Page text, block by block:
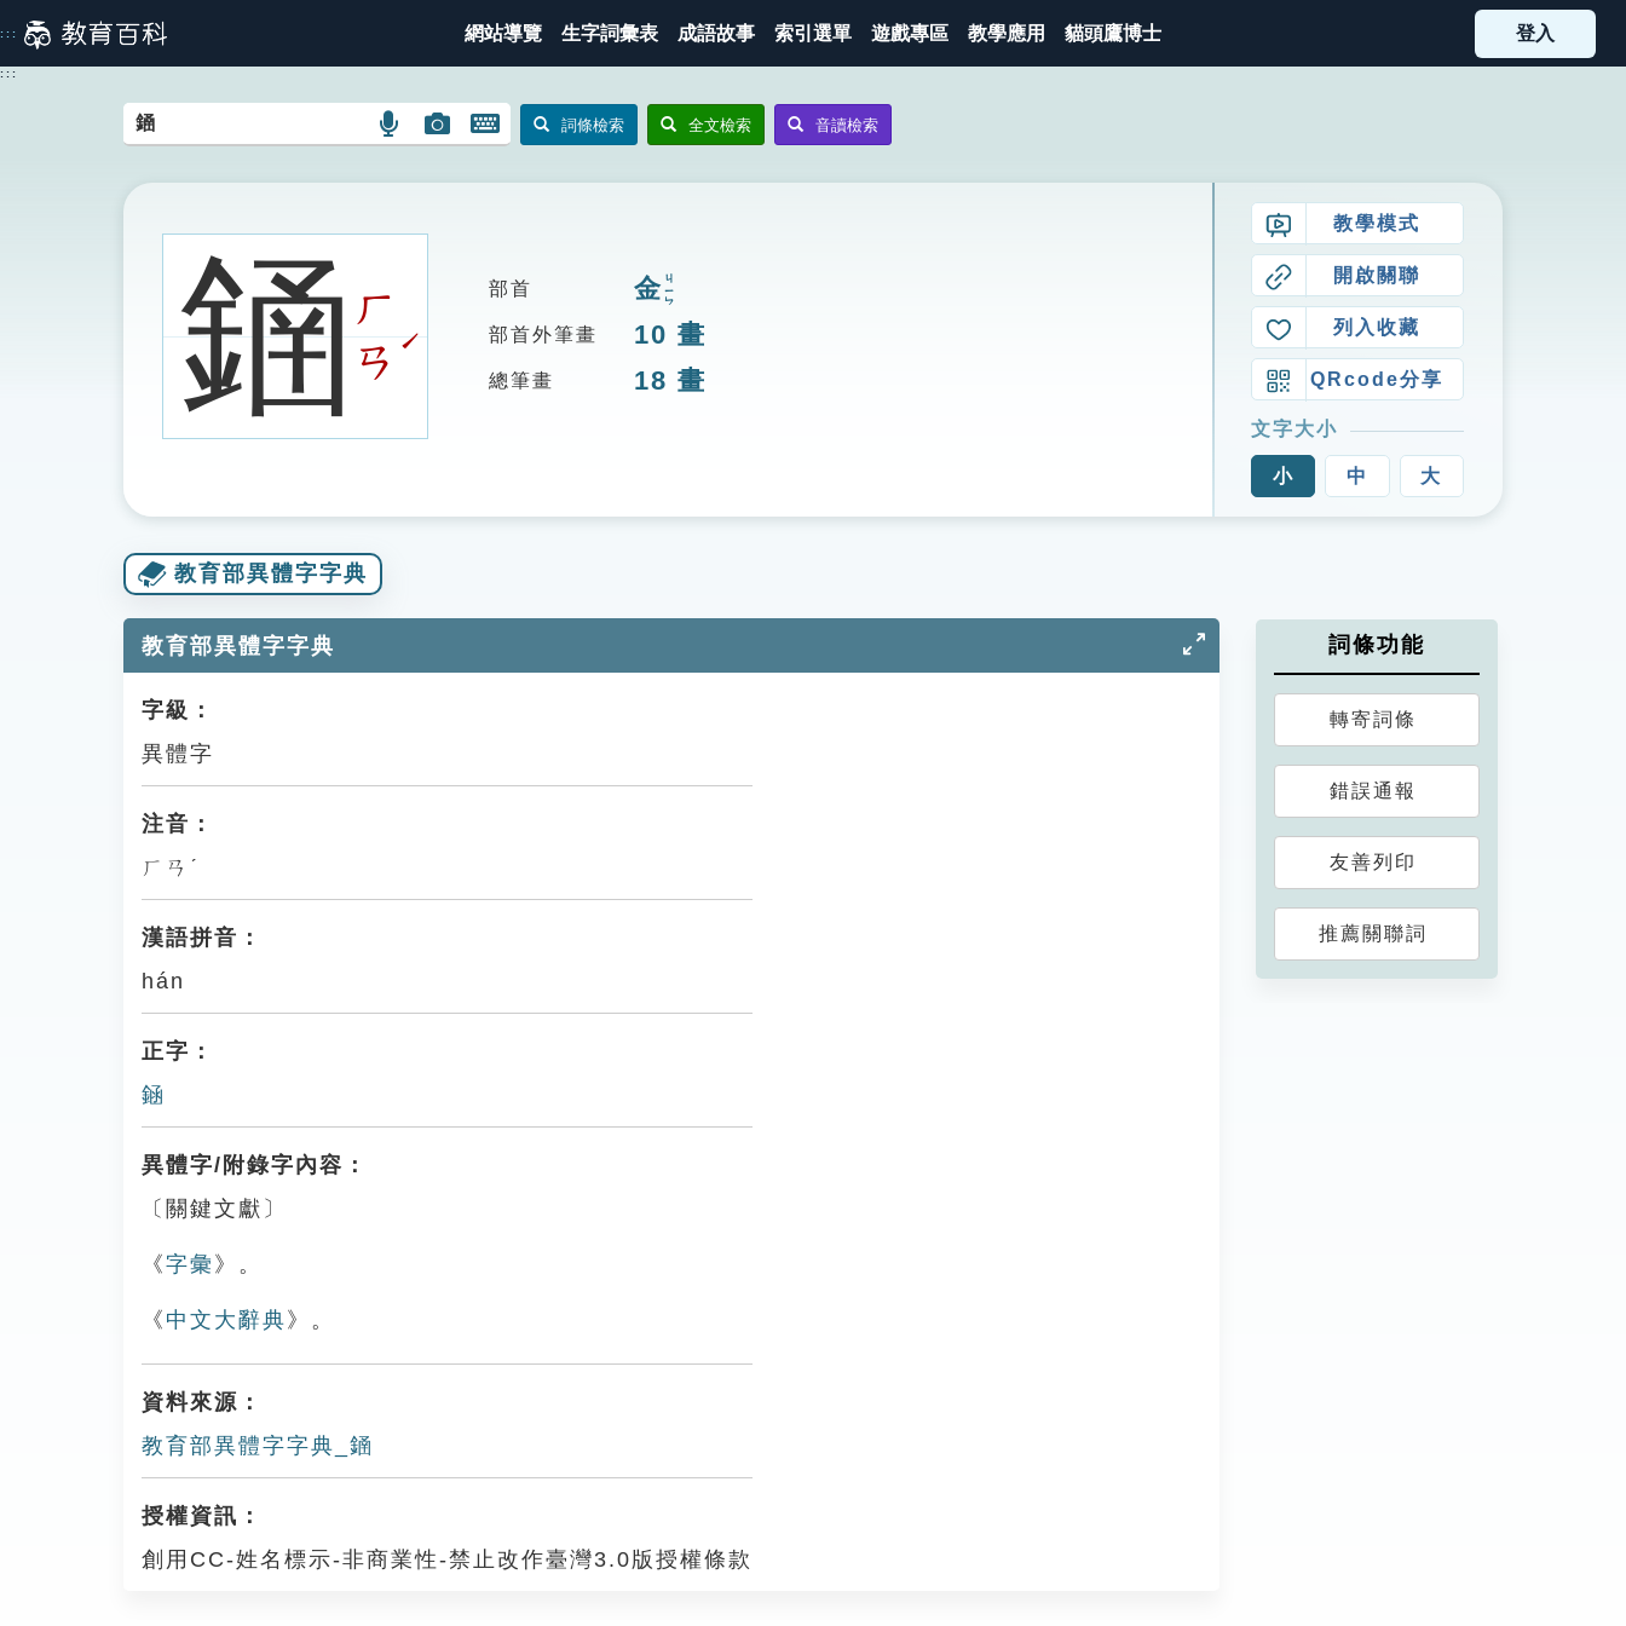
到
主
::: 網站導覽 生字詞彙表 成語故事 索引選單 遊戲專區 教學應用 貓頭鷹博士 登入
:::
語
搜
圖
圖
搜
開
鍵
詞條檢索 全文檢索 音讀檢索
䥁ㄏ
ㄢ
ˊ
部首 金ㄐㄧㄣ
部首外筆畫 10 畫
總筆畫 18 畫
教學模式
開啟關聯
列入收藏
QRcode分享
文字大小
小 中 大
教育部異體字字典
教育部異體字字典
字級：
異體字
注音：
ㄏㄢˊ
漢語拼音：
hán
正字：
䤴
異體字/附錄字內容：
〔關鍵文獻〕
《字彙 》。
《 中文大辭典 》。
資料來源：
教育部異體字字典_䥁
授權資訊：
創用CC-姓名標示-非商業性-禁止改作臺灣3.0版授權條款
詞條功能
轉寄詞條
錯誤通報
友善列印
推薦關聯詞